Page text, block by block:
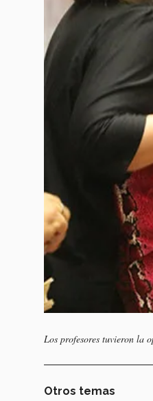
Los profesores tuvieron la
Otros temas